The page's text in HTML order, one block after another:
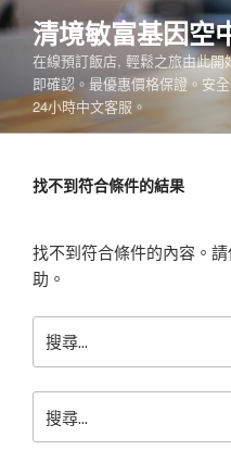
跳
至
內
清境敏富基因空
在線預訂飯店, 輕鬆之旅由此
即確認。最優惠價格保證。安
24小時中文客服。
找不到符合條件的結果
找不到符合條件的內容。
助。
尋
字:
尋